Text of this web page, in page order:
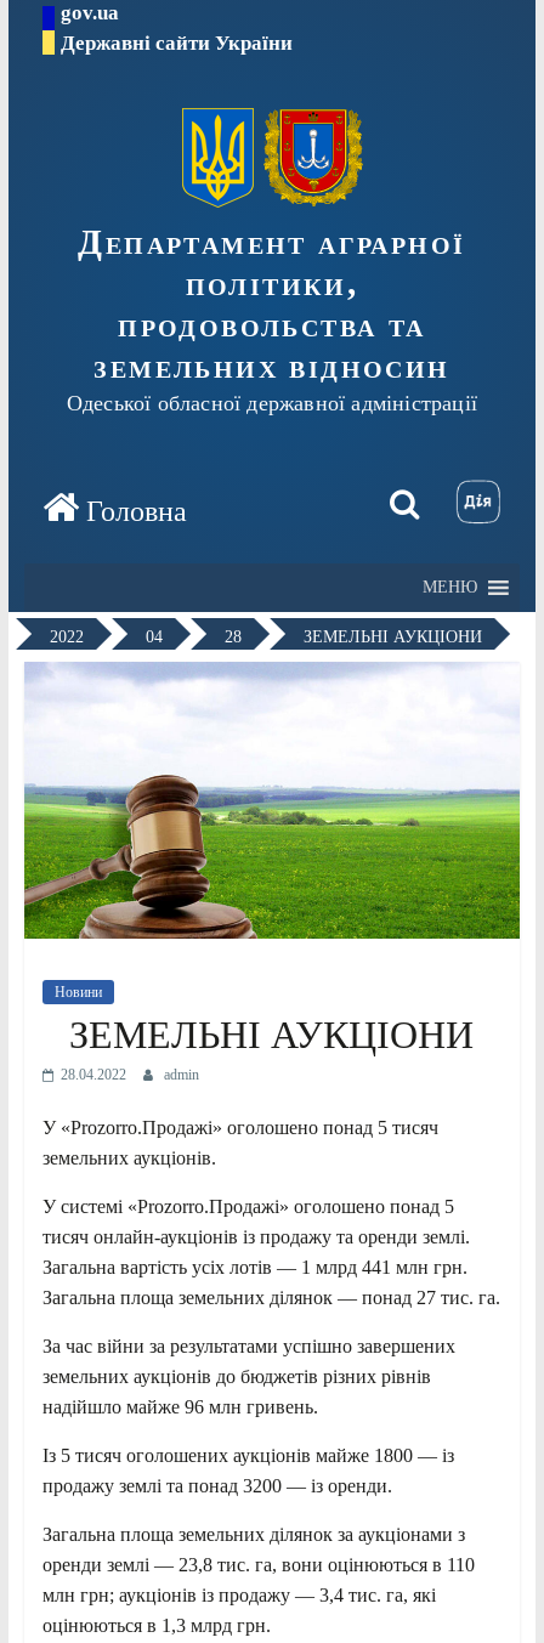
Перейтиgov.ua
Державні сайти України
Департамент аграрної
політики,
продовольства та
земельних відносин
Одеської обласної державної адміністрації
МЕНЮ
2022 04 28 ЗЕМЕЛЬНІ АУКЦІОНИ
Новини
ЗЕМЕЛЬНІ АУКЦІОНИ
28.04.2022 admin
У «Prozorro.Продажі» оголошено понад 5 тисяч
земельних аукціонів.
У системі «Prozorro.Продажі» оголошено понад 5
тисяч онлайн-аукціонів із продажу та оренди землі.
Загальна вартість усіх лотів — 1 млрд 441 млн грн.
Загальна площа земельних ділянок — понад 27 тис. га.
За час війни за результатами успішно завершених
земельних аукціонів до бюджетів різних рівнів
надійшло майже 96 млн гривень.
Із 5 тисяч оголошених аукціонів майже 1800 — із
продажу землі та понад 3200 — із оренди.
Загальна площа земельних ділянок за аукціонами з
оренди землі — 23,8 тис. га, вони оцінюються в 110
млн грн; аукціонів із продажу — 3,4 тис. га, які
оцінюються в 1,3 млрд грн.